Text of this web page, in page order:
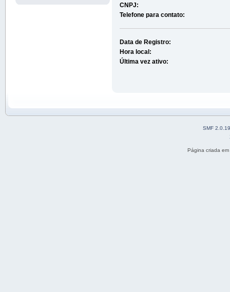
CNPJ:
Telefone para contato:
Data de Registro:
Hora local:
Última vez ativo:
SMF 2.0.19
Página criada